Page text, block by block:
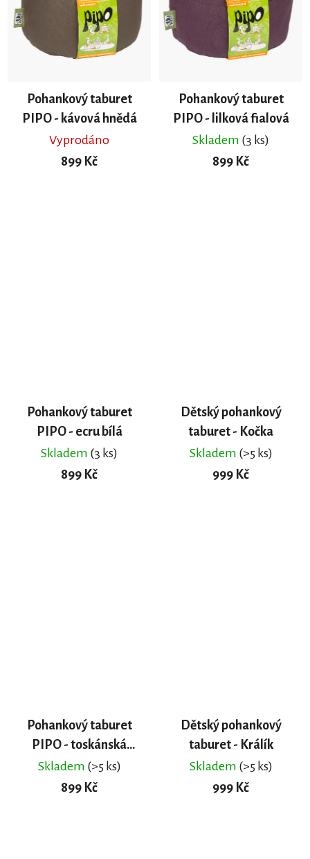
Pohankový taburet
PIPO - kávová hnědá
Vyprodáno
899 Kč
Pohankový taburet
PIPO - lilková fialová
Skladem (3 ks)
899 Kč
Pohankový taburet
PIPO - ecru bílá
Skladem (3 ks)
899 Kč
Dětský pohankový
taburet - Kočka
Skladem (>5 ks)
999 Kč
Pohankový taburet
PIPO - toskánská
červená
Skladem (>5 ks)
899 Kč
Dětský pohankový
taburet - Králík
Skladem (>5 ks)
999 Kč